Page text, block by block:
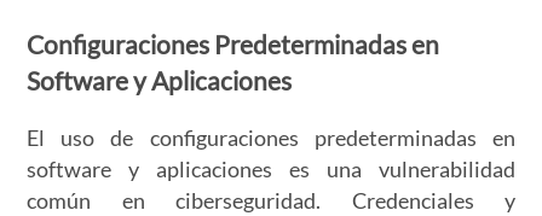
Configuraciones Predeterminadas en
Software y Aplicaciones
El uso de configuraciones predeterminadas en
software y aplicaciones es una vulnerabilidad
común en ciberseguridad. Credenciales y